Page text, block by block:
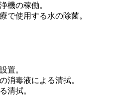
機の稼働。
で使用する水の除菌。
置。
消毒液による清拭。
清拭。